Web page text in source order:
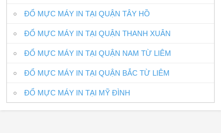
ĐỔ MỰC MÁY IN TẠI QUẬN TÂY HỒ
ĐỔ MỰC MÁY IN TẠI QUẬN THANH XUÂN
ĐỔ MỰC MÁY IN TẠI QUẬN NAM TỪ LIÊM
ĐỔ MỰC MÁY IN TẠI QUẬN BẮC TỪ LIÊM
ĐỔ MỰC MÁY IN TẠI MỸ ĐÌNH